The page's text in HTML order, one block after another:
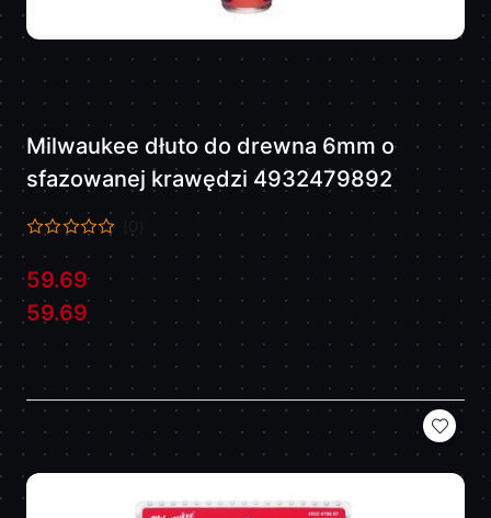
Milwaukee dłuto do drewna 6mm o
sfazowanej krawędzi 4932479892
Cena:
59.69
Cena:
59.69